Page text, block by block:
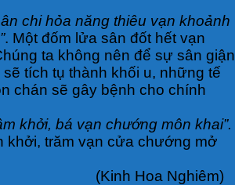
chi hỏa năng thiêu vạn khoảnh
. Một đốm lửa sân đốt hết vạn
ta không nên để sự sân giận
tích tụ thành khối u, những tế
chán sẽ gây bệnh cho chính
khởi, bá vạn chướng môn khai”.
khởi, trăm vạn cửa chướng mở
Nghiêm)